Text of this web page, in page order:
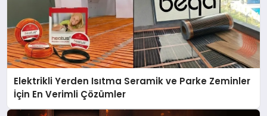
Elektrikli Yerden Isıtma Seramik ve Parke Zeminler
İçin En Verimli Çözümler